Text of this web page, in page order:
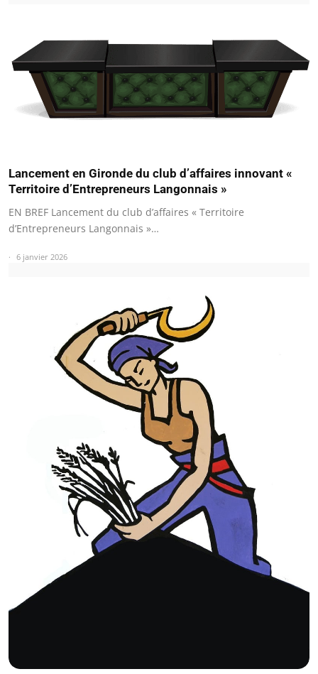
Lancement en Gironde du club d’affaires innovant «
Territoire d’Entrepreneurs Langonnais »
EN BREF Lancement du club d’affaires « Territoire
d’Entrepreneurs Langonnais »…
6 janvier 2026